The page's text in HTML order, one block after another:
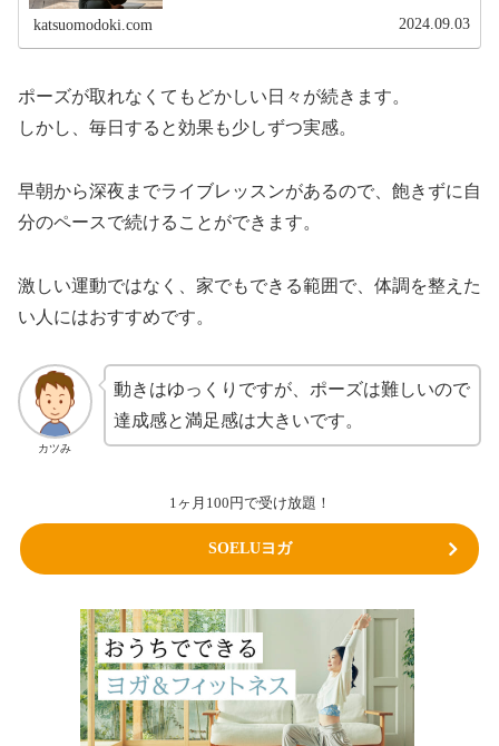
katsuomodoki.com 2024.09.03
ポーズが取れなくてもどかしい日々が続きます。
しかし、毎日すると効果も少しずつ実感。
早朝から深夜までライブレッスンがあるので、飽きずに自
分のペースで続けることができます。
激しい運動ではなく、家でもできる範囲で、体調を整えた
い人にはおすすめです。
カツみ
動きはゆっくりですが、ポーズは難しいので
達成感と満足感は大きいです。
1ヶ月100円で受け放題！
SOELUヨガ